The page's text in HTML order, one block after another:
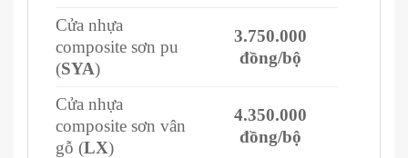
Cửa nhựa
composite sơn pu
(SYA)
3.750.000
đồng/bộ
Cửa nhựa
composite sơn vân
gỗ (LX)
4.350.000
đồng/bộ